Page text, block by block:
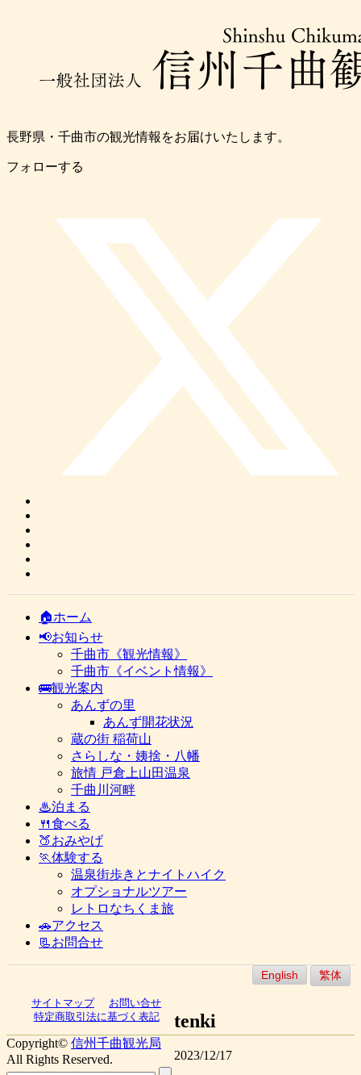
長野県・千曲市の観光情報をお届けいたします。
フォローする
🏠ホーム
📢お知らせ
千曲市《観光情報》
千曲市《イベント情報》
🚌観光案内
あんずの里
あんず開花状況
蔵の街 稲荷山
さらしな・姨捨・八幡
旅情 戸倉上山田温泉
千曲川河畔
♨泊まる
🍴食べる
🍑おみやげ
🏃体験する
温泉街歩きとナイトハイク
オプショナルツアー
レトロなちくま旅
🚗アクセス
📃お問合せ
English 繁体
tenki
2023/12/17
サイトマップ
お問い合せ
特定商取引法に基づく表記
Copyright© 信州千曲観光局
All Rights Reserved.